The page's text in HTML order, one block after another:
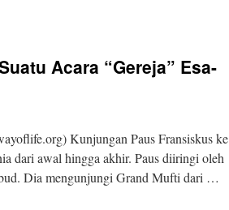
Acara “Gereja” Esa-
Kunjungan Paus Fransiskus ke
dari awal hingga akhir. Paus diiringi oleh
Dia mengunjungi Grand Mufti dari …